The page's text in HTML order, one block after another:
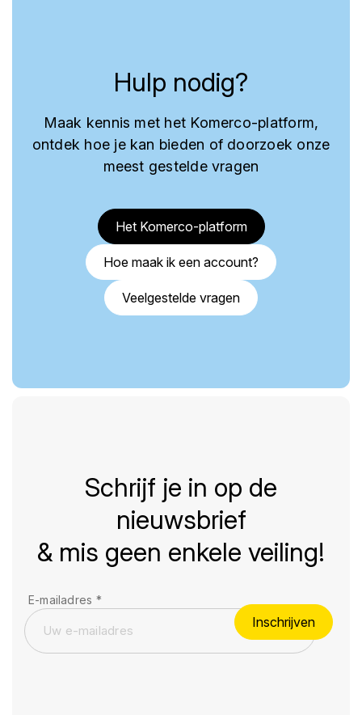
Hulp nodig?
Maak kennis met het Komerco-platform,
ontdek hoe je kan bieden of doorzoek onze
meest gestelde vragen
Het Komerco-platform
Hoe maak ik een account?
Veelgestelde vragen
Schrijf je in op de
nieuwsbrief
& mis geen enkele veiling!
E-mailadres *
Inschrijven